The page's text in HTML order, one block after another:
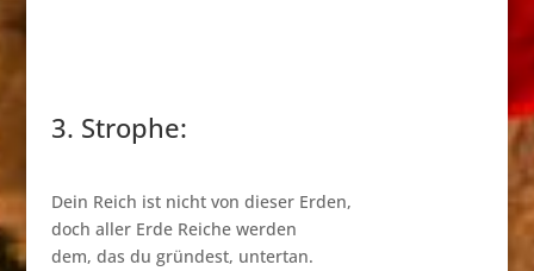
3. Strophe:
Dein Reich ist nicht von dieser Erden,
doch aller Erde Reiche werden
dem, das du gründest, untertan.